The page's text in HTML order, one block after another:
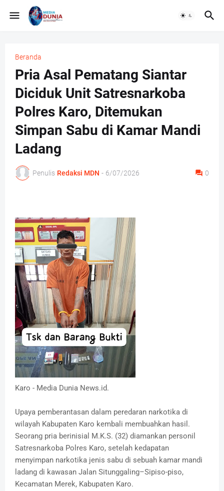
Beranda
Pria Asal Pematang Siantar
Diciduk Unit Satresnarkoba
Polres Karo, Ditemukan
Simpan Sabu di Kamar Mandi
Ladang
Penulis Redaksi MDN - 6/07/2026 0
Karo - Media Dunia News.id.
Upaya pemberantasan dalam peredaran narkotika di
wilayah Kabupaten Karo kembali membuahkan hasil.
Seorang pria berinisial M.K.S. (32) diamankan personil
Satresnarkoba Polres Karo, setelah kedapatan
menyimpan narkotika jenis sabu di sebuah kamar mandi
ladang di kawasan Jalan Situnggaling–Sipiso-piso,
Kecamatan Merek, Kabupaten Karo.